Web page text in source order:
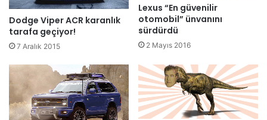
Dodge Viper ACR karanlık
tarafa geçiyor!
7 Aralık 2015
Lexus “En güvenilir
otomobil” ünvanını
sürdürdü
2 Mayıs 2016